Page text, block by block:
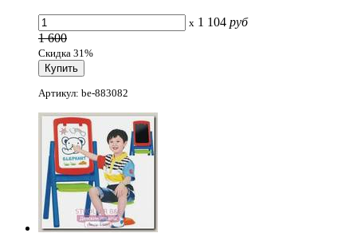
x 1 104 руб
1 600
Скидка 31%
Артикул: be-883082